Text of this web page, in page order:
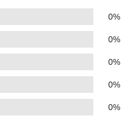
0%
0%
0%
0%
0%